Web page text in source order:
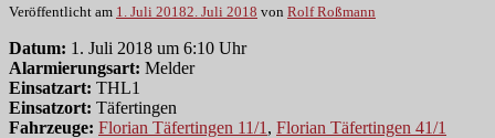
Veröffentlicht am 1. Juli 20182. Juli 2018 von Rolf Roßmann
Datum: 1. Juli 2018 um 6:10 Uhr
Alarmierungsart: Melder
Einsatzart: THL1
Einsatzort: Täfertingen
Fahrzeuge: Florian Täfertingen 11/1 , Florian Täfertingen 41/1